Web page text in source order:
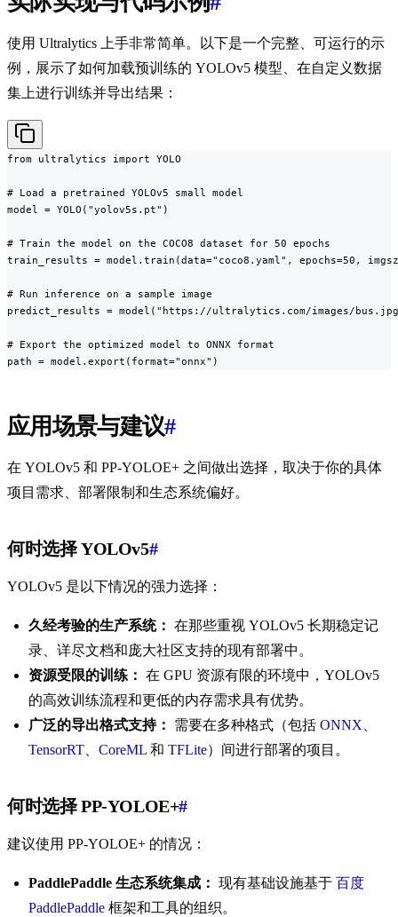
使用 Ultralytics 上手非常简单。以下是一个完整、可运行的示
例，展示了如何加载预训练的 YOLOv5 模型、在自定义数据
集上进行训练并导出结果：
from ultralytics import YOLO
# Load a pretrained YOLOv5 small model
model = YOLO("yolov5s.pt")
# Train the model on the COCO8 dataset for 50 epochs
train_results = model.train(data="coco8.yaml", epochs=50,
# Run inference on a sample image
predict_results = model("https://ultralytics.com/images/
# Export the optimized model to ONNX format
path = model.export(format="onnx")
应用场景与建议#
在 YOLOv5 和 PP-YOLOE+ 之间做出选择，取决于你的具体
项目需求、部署限制和生态系统偏好。
何时选择 YOLOv5#
YOLOv5 是以下情况的强力选择：
久经考验的生产系统： 在那些重视 YOLOv5 长期稳定记
录、详尽文档和庞大社区支持的现有部署中。
资源受限的训练： 在 GPU 资源有限的环境中，YOLOv5
的高效训练流程和更低的内存需求具有优势。
广泛的导出格式支持：
需要在多种格式（包括 ONNX
TensorRT
CoreML 和 TFLite）间进行部署的项目。
何时选择 PP-YOLOE+#
建议使用 PP-YOLOE+ 的情况：
PaddlePaddle 生态系统集成： 现有基础设施基于 百度
PaddlePaddle 框架和工具的组织。